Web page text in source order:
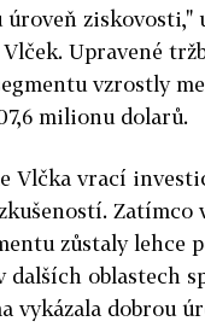
úroveň ziskovosti,"
Upravené
vzrostly
milionu dolarů.
Vlčka vrací
Zatímco
zůstaly lehce
dalších oblastech
vykázala dobrou